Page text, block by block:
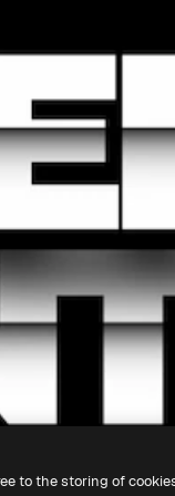
to the storing of